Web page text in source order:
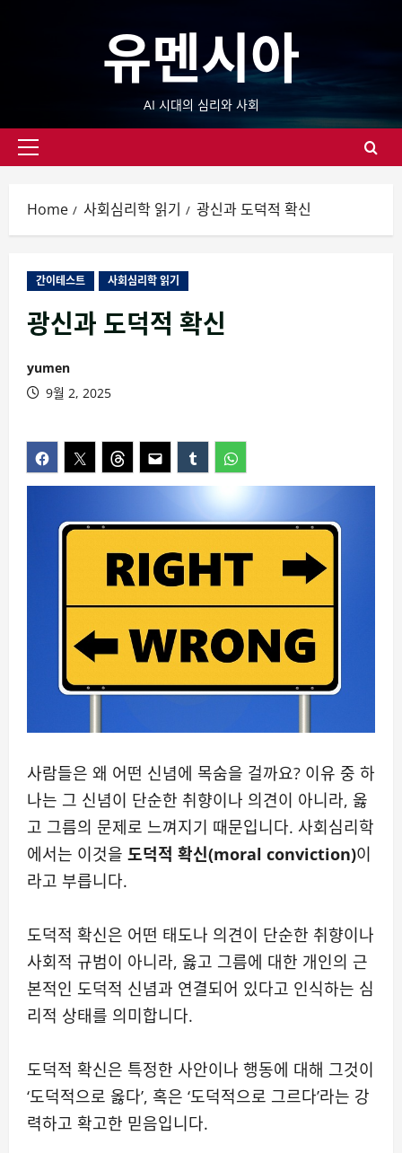
유멘시아
AI 시대의 심리와 사회
Primary
Home 사회심리학 읽기 광신과 도덕적 확신
간이테스트 사회심리학 읽기
광신과 도덕적 확신
yumen
9월 2, 2025
사람들은 왜 어떤 신념에 목숨을 걸까요? 이유 중 하
나는 그 신념이 단순한 취향이나 의견이 아니라, 옳
고 그름의 문제로 느껴지기 때문입니다. 사회심리학
에서는 이것을 도덕적 확신(moral conviction)이
라고 부릅니다.
도덕적 확신은 어떤 태도나 의견이 단순한 취향이나
사회적 규범이 아니라, 옳고 그름에 대한 개인의 근
본적인 도덕적 신념과 연결되어 있다고 인식하는 심
리적 상태를 의미합니다.
도덕적 확신은 특정한 사안이나 행동에 대해 그것이
‘도덕적으로 옳다’, 혹은 ‘도덕적으로 그르다’라는 강
력하고 확고한 믿음입니다.